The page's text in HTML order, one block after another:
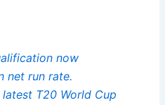
now
net run rate.
T20 World Cup